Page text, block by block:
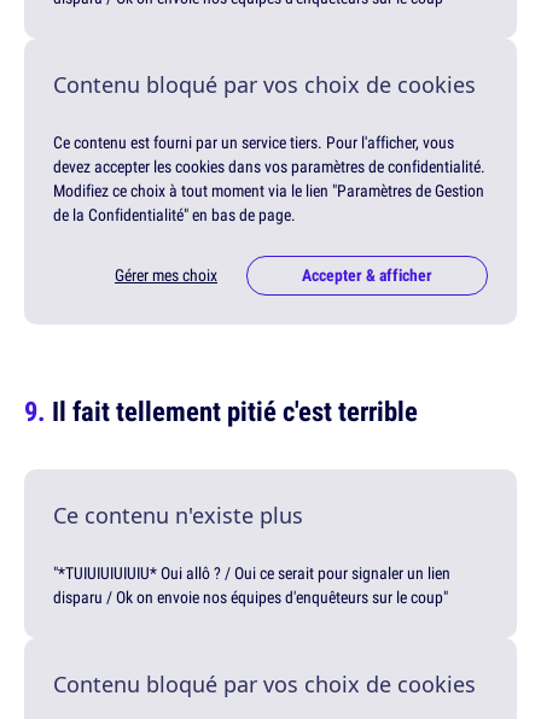
Contenu bloqué par vos choix de cookies
Ce contenu est fourni par un service tiers. Pour l'afficher, vous
devez accepter les cookies dans vos paramètres de confidentialité.
Modifiez ce choix à tout moment via le lien "Paramètres de Gestion
de la Confidentialité" en bas de page.
Gérer mes choix Accepter & afficher
Il fait tellement pitié c'est terrible
Ce contenu n'existe plus
"*TUIUIUIUIUIU* Oui allô ? / Oui ce serait pour signaler un lien
disparu / Ok on envoie nos équipes d'enquêteurs sur le coup"
Contenu bloqué par vos choix de cookies